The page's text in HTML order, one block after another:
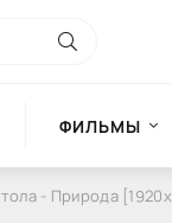
ФИЛЬМЫ
- Природа